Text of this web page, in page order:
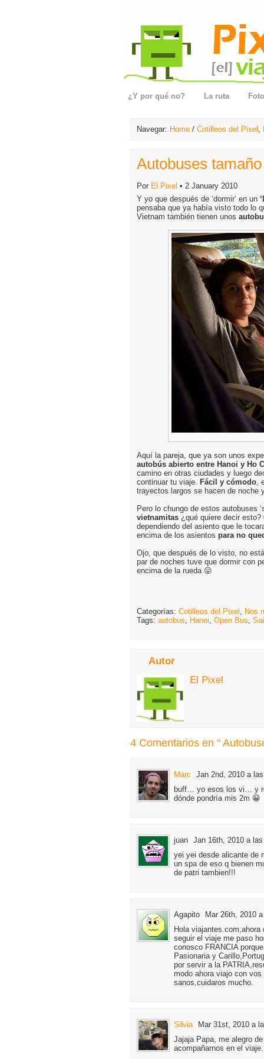
¿Y por qué no? La ruta
Navegar: Home / Cotilleos del Pixel ,
Autobuses
Por El Pixel • 2 January 2010
Y yo que después de ‘dormir’ en un
pensaba que ya había visto todo lo
Vietnam también tienen unos
Aquí la pareja, que ya son unos
autobús abierto entre Hanoi y Ho
camino en otras ciudades y luego
continuar tu viaje. Fácil y cómodo,
trayectos largos se hacen de noche
Pero lo chungo de estos autobuses
vietnamitas ¿qué quiere decir
dependiendo del asiento que le
encima de los asientos para no
Ojo, que después de lo visto, no
par de noches tuve que dormir con
encima de la rueda 😛
Categorías: Cotilleos del Pixel , Nos
Tags: autobus, Hanoi, Open Bus,
Autor
El Pixel
4 Comentarios en “
Marc
Jan 2nd, 2010 a
buff… yo esos los vi… y
dónde pondría mis 2m 😀
juan Jan 16th, 2010 a
yei yei desde alicante de
un spa de eso q bienen
de patri tambien!!!
Agapito
Mar 26th, 2010
Hola
seguir el viaje me paso
conosco FRANCIA
Pasionaria y
por servir a la
modo ahora viajo con
sanos,cuidaros mucho.
Silvia
Mar 31st, 2010 a
Jajaja Papa, me alegro
acompañarnos en el